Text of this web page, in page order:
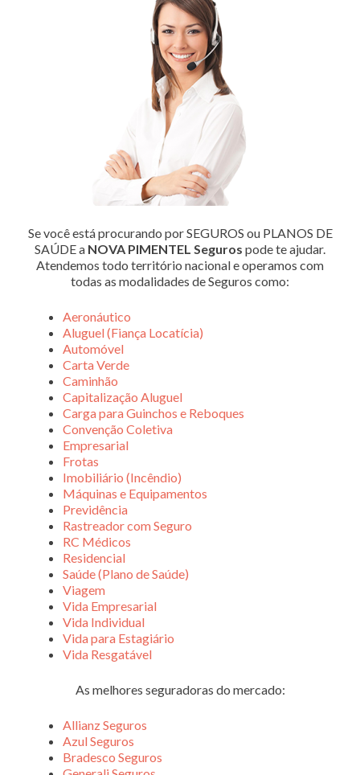
Se você está procurando por SEGUROS ou PLANOS DE
SAÚDE a NOVA PIMENTEL Seguros pode te ajudar.
Atendemos todo território nacional e operamos com
todas as modalidades de Seguros como:
Aeronáutico
Aluguel (Fiança Locatícia)
Automóvel
Carta Verde
Caminhão
Capitalização Aluguel
Carga para Guinchos e Reboques
Convenção Coletiva
Empresarial
Frotas
Imobiliário (Incêndio)
Máquinas e Equipamentos
Previdência
Rastreador com Seguro
RC Médicos
Residencial
Saúde (Plano de Saúde)
Viagem
Vida Empresarial
Vida Individual
Vida para Estagiário
Vida Resgatável
As melhores seguradoras do mercado:
Allianz Seguros
Azul Seguros
Bradesco Seguros